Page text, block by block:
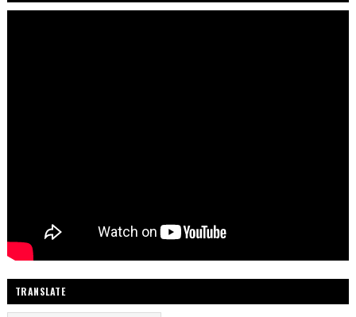
TRANSLATE